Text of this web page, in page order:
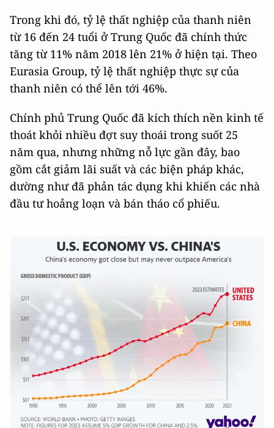
Trong khi đó, tỷ lệ thất nghiệp của thanh niên
từ 16 đến 24 tuổi ở Trung Quốc đã chính thức
tăng từ 11% năm 2018 lên 21% ở hiện tại. Theo
Eurasia Group, tỷ lệ thất nghiệp thực sự của
thanh niên có thể lên tới 46%.
Chính phủ Trung Quốc đã kích thích nền kinh tế
thoát khỏi nhiều đợt suy thoái trong suốt 25
năm qua, nhưng những nỗ lực gần đây, bao
gồm cắt giảm lãi suất và các biện pháp khác,
dường như đã phản tác dụng khi khiến các nhà
đầu tư hoảng loạn và bán tháo cổ phiếu.